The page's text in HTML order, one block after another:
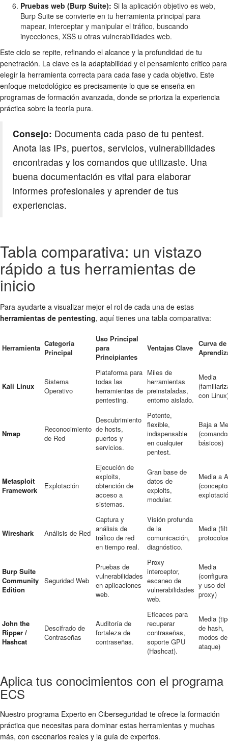
Pruebas web (Burp Suite): Si la aplicación objetivo es web,
Burp Suite se convierte en tu herramienta principal para
mapear, interceptar y manipular el tráfico, buscando
inyecciones, XSS u otras vulnerabilidades web.
Este ciclo se repite, refinando el alcance y la profundidad de tu
penetración. La clave es la adaptabilidad y el pensamiento crítico para
elegir la herramienta correcta para cada fase y cada objetivo. Este
enfoque metodológico es precisamente lo que se enseña en
programas de formación avanzada, donde se prioriza la experiencia
práctica sobre la teoría pura.
Consejo: Documenta cada paso de tu pentest.
Anota las IPs, puertos, servicios, vulnerabilidades
encontradas y los comandos que utilizaste. Una
buena documentación es vital para elaborar
informes profesionales y aprender de tus
experiencias.
Tabla comparativa: un vistazo
rápido a tus herramientas de
inicio
Para ayudarte a visualizar mejor el rol de cada una de estas
herramientas de pentesting, aquí tienes una tabla comparativa:
Herramienta Categoría
Principal
Uso Principal
para
Principiantes
Ventajas Clave Curva de
Kali Linux
Sistema
Operativo
Plataforma para
todas las
herramientas de
pentesting.
Miles de
herramientas
preinstaladas,
entorno aislado.
Media
con
Nmap
Reconocimiento
de Red
Descubrimiento
de hosts,
puertos y
servicios.
Potente,
flexible,
indispensable
en cualquier
pentest.
Baja a
básicos)
Metasploit
Framework
Explotación
Ejecución de
exploits,
obtención de
acceso a
sistemas.
Gran base de
datos de
exploits,
modular.
Media a
Wireshark Análisis de Red
Captura y
análisis de
tráfico de red
en tiempo real.
Visión profunda
de la
comunicación,
diagnóstico.
Media
Burp Suite
Community
Edition
Seguridad Web
Pruebas de
vulnerabilidades
en aplicaciones
web.
Proxy
interceptor,
escaneo de
vulnerabilidades
web.
Media
y uso del
proxy)
John the
Ripper /
Hashcat
Descifrado de
Contraseñas
Auditoría de
fortaleza de
contraseñas.
Eficaces para
recuperar
contraseñas,
soporte GPU
(Hashcat).
Media
de hash,
modos de
ataque)
Aplica tus conocimientos con el programa
ECS
Nuestro programa Experto en Ciberseguridad te ofrece la formación
práctica que necesitas para dominar estas herramientas y muchas
más, con escenarios reales y la guía de expertos.